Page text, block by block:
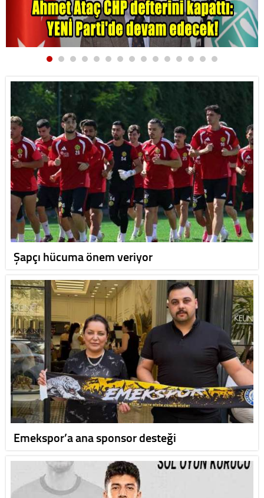
Şapçı hücuma önem veriyor
Emekspor’a ana sponsor desteği